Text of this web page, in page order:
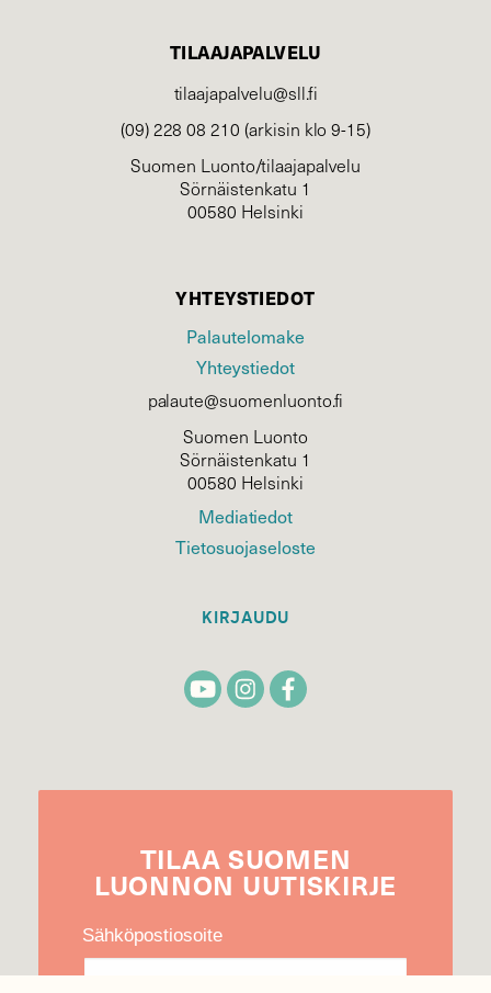
TILAAJAPALVELU
tilaajapalvelu@sll.fi
(09) 228 08 210 (arkisin klo 9-15)
Suomen Luonto/tilaajapalvelu
Sörnäistenkatu 1
00580 Helsinki
YHTEYSTIEDOT
Palautelomake
Yhteystiedot
palaute@suomenluonto.fi
Suomen Luonto
Sörnäistenkatu 1
00580 Helsinki
Mediatiedot
Tietosuojaseloste
KIRJAUDU
TILAA SUOMEN
LUONNON UUTIS­KIRJE
Sähköpostiosoite